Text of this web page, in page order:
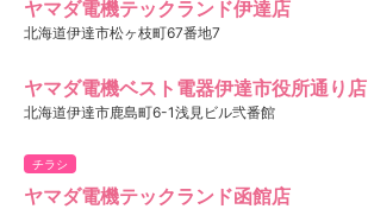
ヤマダ電機テックランド伊達店
北海道伊達市松ヶ枝町67番地7
ヤマダ電機ベスト電器伊達市役所通り店
北海道伊達市鹿島町6-1浅見ビル弐番館
チラシ
ヤマダ電機テックランド函館店